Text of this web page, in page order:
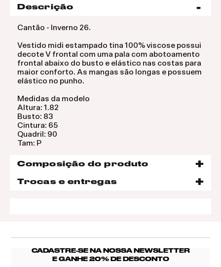
Descrição
Cantão - Inverno 26.
Vestido midi estampado tina 100% viscose possui
decote V frontal com uma pala com abotoamento
frontal abaixo do busto e elástico nas costas para
maior conforto. As mangas são longas e possuem
elástico no punho.
Medidas da modelo
Altura: 1.82
Busto: 83
Cintura: 65
Quadril: 90
Tam: P
Composição do produto
Trocas e entregas
CADASTRE-SE NA NOSSA NEWSLETTER
E GANHE 20% DE DESCONTO